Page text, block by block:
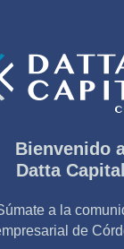
Bienvenido
Datta Capital
a la
de